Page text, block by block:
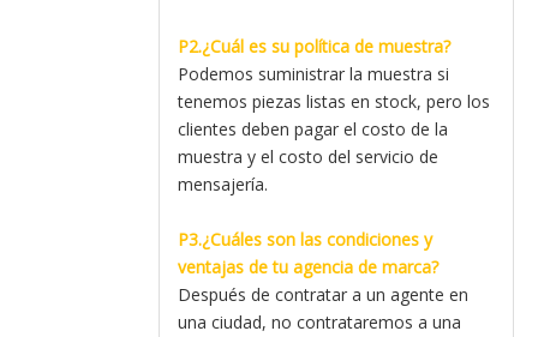
P2.¿Cuál es su política de muestra?
Podemos suministrar la muestra si
tenemos piezas listas en stock, pero los
clientes deben pagar el costo de la
muestra y el costo del servicio de
mensajería.
P3.¿Cuáles son las condiciones y
ventajas de tu agencia de marca?
Después de contratar a un agente en
una ciudad, no contrataremos a una